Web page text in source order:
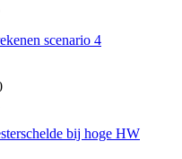
scenario 4
bij hoge HW